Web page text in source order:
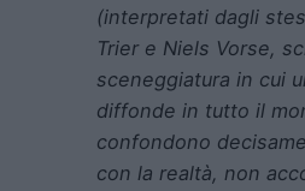
(interpretati dagli
Trier e Niels Vorse,
sceneggiatura in cui
diffonde in tutto il
confondono
con la realtà, non